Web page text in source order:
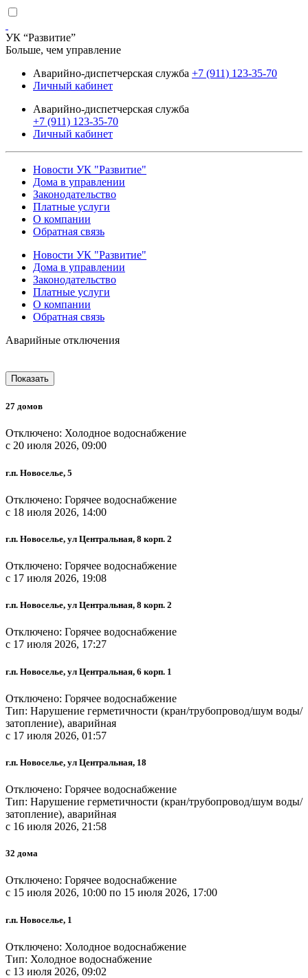
УК “Развитие”
Больше, чем управление
Аварийно-диспетчерская служба +7 (911) 123-35-70
Личный кабинет
Аварийно-диспетчерская служба
+7 (911) 123-35-70
Личный кабинет
Новости УК "Развитие"
Дома в управлении
Законодательство
Платные услуги
О компании
Обратная связь
Новости УК "Развитие"
Дома в управлении
Законодательство
Платные услуги
О компании
Обратная связь
Аварийные отключения
Показать
27 домов
Отключено: Холодное водоснабжение
c 20 июля 2026, 09:00
г.п. Новоселье, 5
Отключено: Горячее водоснабжение
c 18 июля 2026, 14:00
г.п. Новоселье, ул Центральная, 8 корп. 2
Отключено: Горячее водоснабжение
c 17 июля 2026, 19:08
г.п. Новоселье, ул Центральная, 8 корп. 2
Отключено: Горячее водоснабжение
c 17 июля 2026, 17:27
г.п. Новоселье, ул Центральная, 6 корп. 1
Отключено: Горячее водоснабжение
Тип: Нарушение герметичности (кран/трубопровод/шум воды/
затопление), аварийная
c 17 июля 2026, 01:57
г.п. Новоселье, ул Центральная, 18
Отключено: Горячее водоснабжение
Тип: Нарушение герметичности (кран/трубопровод/шум воды/
затопление), аварийная
c 16 июля 2026, 21:58
32 дома
Отключено: Горячее водоснабжение
c 15 июля 2026, 10:00 по 15 июля 2026, 17:00
г.п. Новоселье, 1
Отключено: Холодное водоснабжение
Тип: Холодное водоснабжение
c 13 июля 2026, 09:02